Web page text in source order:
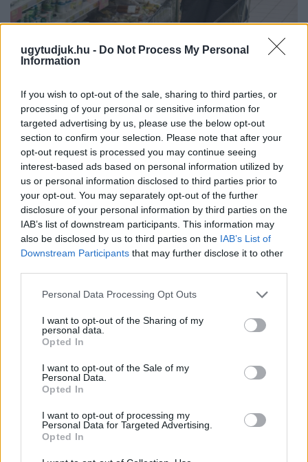
ugytudjuk.hu - Do Not Process My Personal
Information
If you wish to opt-out of the sale, sharing to third parties, or
processing of your personal or sensitive information for
targeted advertising by us, please use the below opt-out
section to confirm your selection. Please note that after your
opt-out request is processed you may continue seeing
interest-based ads based on personal information utilized by
us or personal information disclosed to third parties prior to
your opt-out. You may separately opt-out of the further
disclosure of your personal information by third parties on the
IAB’s list of downstream participants. This information may
also be disclosed by us to third parties on the IAB’s List of
Downstream Participants that may further disclose it to other
Please note that this website/app uses one or more Google
not limited to your visit or usage behaviour. You may click to
grant or deny consent to Google and its third-party tags to
use your data for below specified purposes in below Google
consent section.
Personal Data Processing Opt Outs
I want to opt-out of the Sharing of my
personal data.
Opted In
I want to opt-out of the Sale of my
Personal Data.
Opted In
I want to opt-out of processing my
Personal Data for Targeted Advertising.
Opted In
ÖRÖMHÍR: TÍZ ÉVE NEM VOLT ILYEN ALACSONY AZ
Júliusban mindössze 1,2 százalékkal emelkedtek éves
összevetésben a fogyasztói árak, miközben az élelmiszerek ára
már csökkent.
Szólj hozzá!
KIVÁLÓ PROGRAM VÁR MINDENKIT EZEN A HÉTVÉGÉN
GYŐRBEN
Középpontban a hagyományőrzés, de lesz Pogány Induló és